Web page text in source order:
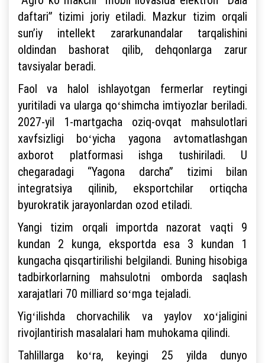
daftari” tizimi joriy etiladi. Mazkur tizim orqali
sunʼiy intellekt zararkunandalar tarqalishini
oldindan bashorat qilib, dehqonlarga zarur
tavsiyalar beradi.
Faol va halol ishlayotgan fermerlar reytingi
yuritiladi va ularga qoʻshimcha imtiyozlar beriladi.
2027-yil 1-martgacha oziq-ovqat mahsulotlari
xavfsizligi boʻyicha yagona avtomatlashgan
axborot platformasi ishga tushiriladi. U
chegaradagi “Yagona darcha” tizimi bilan
integratsiya qilinib, eksportchilar ortiqcha
byurokratik jarayonlardan ozod etiladi.
Yangi tizim orqali importda nazorat vaqti 9
kundan 2 kunga, eksportda esa 3 kundan 1
kungacha qisqartirilishi belgilandi. Buning hisobiga
tadbirkorlarning mahsulotni omborda saqlash
xarajatlari 70 milliard soʻmga tejaladi.
Yigʻilishda chorvachilik va yaylov xoʻjaligini
rivojlantirish masalalari ham muhokama qilindi.
Tahlillarga koʻra, keyingi 25 yilda dunyo